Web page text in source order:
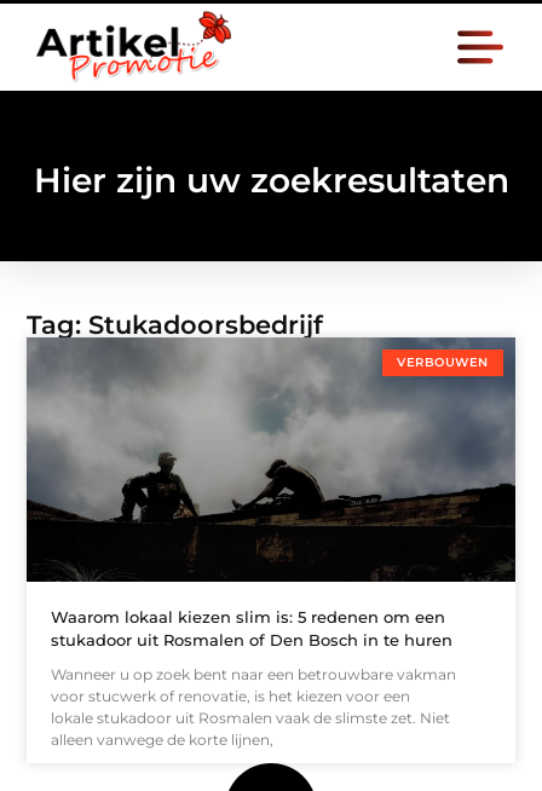
Hier zijn uw zoekresultaten
Tag: Stukadoorsbedrijf
VERBOUWEN
Waarom lokaal kiezen slim is: 5 redenen om een
stukadoor uit Rosmalen of Den Bosch in te huren
Wanneer u op zoek bent naar een betrouwbare vakman
voor stucwerk of renovatie, is het kiezen voor een
lokale stukadoor uit Rosmalen vaak de slimste zet. Niet
alleen vanwege de korte lijnen,